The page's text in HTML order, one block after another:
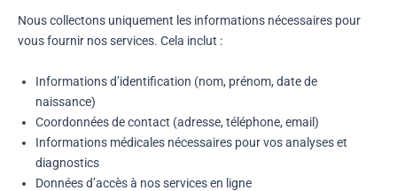
Nous collectons uniquement les informations nécessaires pour
vous fournir nos services. Cela inclut :
Informations d’identification (nom, prénom, date de
naissance)
Coordonnées de contact (adresse, téléphone, email)
Informations médicales nécessaires pour vos analyses et
diagnostics
Données d’accès à nos services en ligne